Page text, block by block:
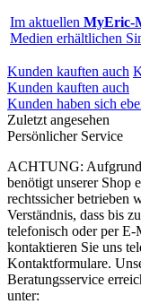
Im aktuellen MyEric-
Medien erhältlichen
Kunden kauften auch
Kunden kauften auch
Kunden haben sich
Zuletzt angesehen
Persönlicher Service
ACHTUNG: Aufgrund
benötigt unserer Shop
rechtssicher betrieben
Verständnis, dass bis
telefonisch oder per
kontaktieren Sie uns
Kontaktformulare.
Beratungsservice
unter: